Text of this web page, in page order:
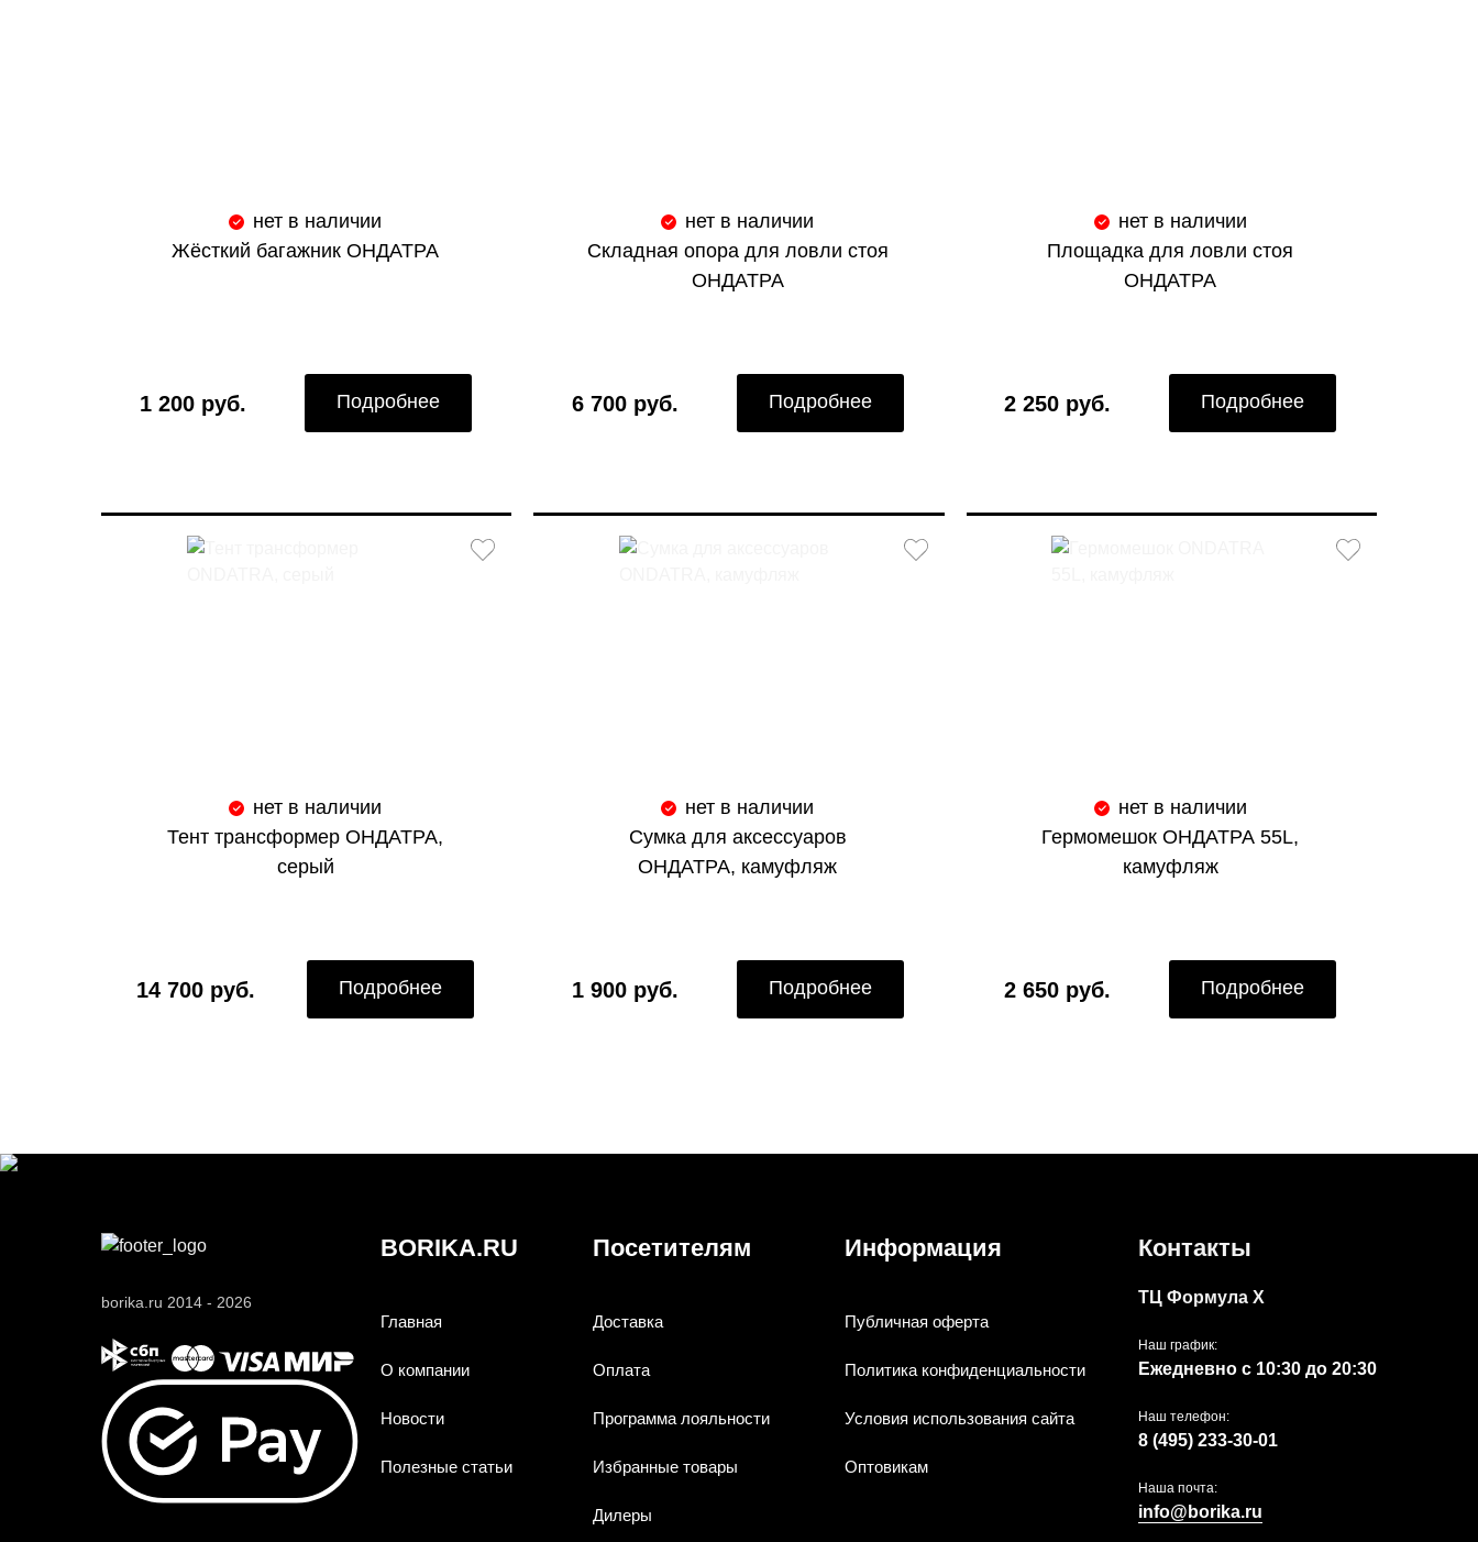
нет в наличии
Жёсткий багажник ОНДАТРА
1 200 руб. Подробнее
нет в наличии
Складная опора для ловли стоя
ОНДАТРА
6 700 руб. Подробнее
нет в наличии
Площадка для ловли стоя
ОНДАТРА
2 250 руб. Подробнее
нет в наличии
Тент трансформер ОНДАТРА,
серый
14 700 руб. Подробнее
нет в наличии
Сумка для аксессуаров
ОНДАТРА, камуфляж
1 900 руб. Подробнее
нет в наличии
Гермомешок ОНДАТРА 55L,
камуфляж
2 650 руб. Подробнее
borika.ru 2014 - 2026
BORIKA.RU
Главная
О компании
Новости
Полезные статьи
Посетителям
Доставка
Оплата
Программа лояльности
Избранные товары
Дилеры
Информация
Публичная оферта
Политика конфиденциальности
Условия использования сайта
Оптовикам
Контакты
ТЦ Формула Х
Наш график:
Ежедневно с 10:30 до 20:30
Наш телефон:
8 (495) 233-30-01
Наша почта:
info@borika.ru